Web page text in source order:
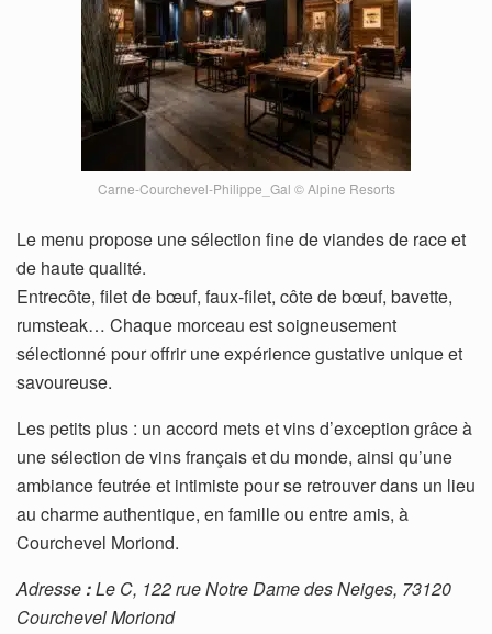
Carne-Courchevel-Philippe_Gal © Alpine Resorts
Le menu propose une sélection fine de viandes de race et
de haute qualité.
Entrecôte, filet de bœuf, faux-filet, côte de bœuf, bavette,
rumsteak… Chaque morceau est soigneusement
sélectionné pour offrir une expérience gustative unique et
savoureuse.
Les petits plus : un accord mets et vins d’exception grâce à
une sélection de vins français et du monde, ainsi qu’une
ambiance feutrée et intimiste pour se retrouver dans un lieu
au charme authentique, en famille ou entre amis, à
Courchevel Moriond.
Adresse :Le C, 122 rue Notre Dame des Neiges, 73120
Courchevel Moriond